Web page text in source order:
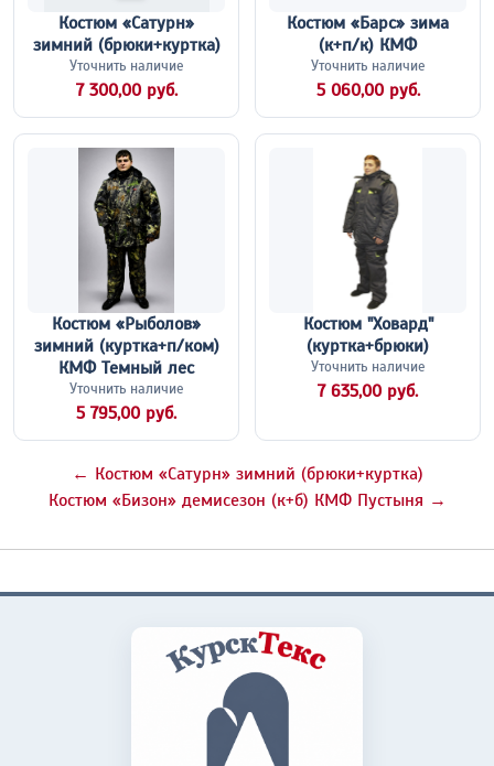
Костюм «Сатурн»
зимний (брюки+куртка)
Уточнить наличие
7 300,00 руб.
Костюм «Барс» зима
(к+п/к) КМФ
Уточнить наличие
5 060,00 руб.
Костюм «Рыболов»
зимний (куртка+п/ком)
КМФ Темный лес
Уточнить наличие
5 795,00 руб.
Костюм "Ховард"
(куртка+брюки)
Уточнить наличие
7 635,00 руб.
← Костюм «Сатурн» зимний (брюки+куртка)
Костюм «Бизон» демисезон (к+б) КМФ Пустыня →